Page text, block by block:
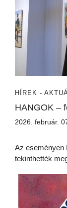
HÍREK -
HANGOK –
2026. február.
Az eseményen
tekinthették